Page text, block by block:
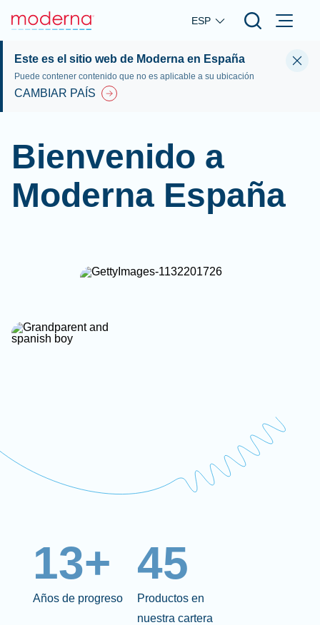
Skip to main content
ESP
Este es el sitio web de Moderna en España
Puede contener contenido que no es aplicable a su ubicación
CAMBIAR PAÍS
Bienvenido a
Moderna España
13+
Años de progreso
45
Productos en
nuestra cartera